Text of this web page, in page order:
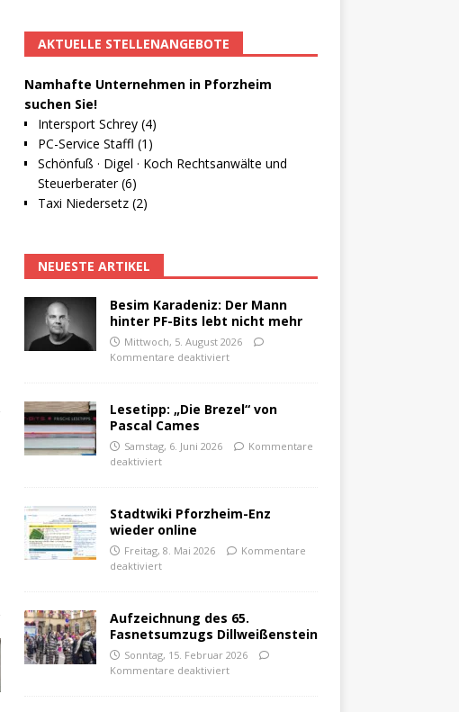
AKTUELLE STELLENANGEBOTE
Namhafte Unternehmen in Pforzheim
suchen Sie!
Intersport Schrey (4)
PC-Service Staffl (1)
Schönfuß · Digel · Koch Rechtsanwälte und
Steuerberater (6)
Taxi Niedersetz (2)
NEUESTE ARTIKEL
Besim Karadeniz: Der Mann
hinter PF-Bits lebt nicht mehr
Mittwoch, 5. August 2026
Kommentare deaktiviert
Lesetipp: „Die Brezel“ von
Pascal Cames
Samstag, 6. Juni 2026
Kommentare
deaktiviert
Stadtwiki Pforzheim-Enz
wieder online
Freitag, 8. Mai 2026
Kommentare
deaktiviert
Aufzeichnung des 65.
Fasnetsumzugs Dillweißenstein
Sonntag, 15. Februar 2026
Kommentare deaktiviert